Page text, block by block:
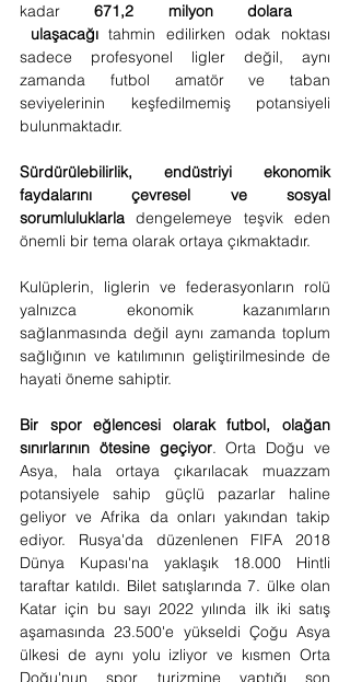
kadar 671,2 milyon dolara
ulaşacağı tahmin edilirken odak noktası
sadece profesyonel ligler değil, aynı
zamanda futbol amatör ve taban
seviyelerinin keşfedilmemiş potansiyeli
bulunmaktadır.
Sürdürülebilirlik, endüstriyi ekonomik
faydalarını çevresel ve sosyal
sorumluluklarla dengelemeye teşvik eden
önemli bir tema olarak ortaya çıkmaktadır.
Kulüplerin, liglerin ve federasyonların rolü
yalnızca ekonomik kazanımların
sağlanmasında değil aynı zamanda toplum
sağlığının ve katılımının geliştirilmesinde de
hayati öneme sahiptir.
Bir spor eğlencesi olarak futbol, olağan
sınırlarının ötesine geçiyor. Orta Doğu ve
Asya, hala ortaya çıkarılacak muazzam
potansiyele sahip güçlü pazarlar haline
geliyor ve Afrika da onları yakından takip
ediyor. Rusya'da düzenlenen FIFA 2018
Dünya Kupası'na yaklaşık 18.000 Hintli
taraftar katıldı. Bilet satışlarında 7. ülke olan
Katar için bu sayı 2022 yılında ilk iki satış
aşamasında 23.500'e yükseldi Çoğu Asya
ülkesi de aynı yolu izliyor ve kısmen Orta
Doğu'nun spor turizmine yaptığı son